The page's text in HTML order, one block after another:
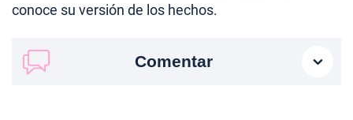
conoce su versión de los hechos.
Comentar